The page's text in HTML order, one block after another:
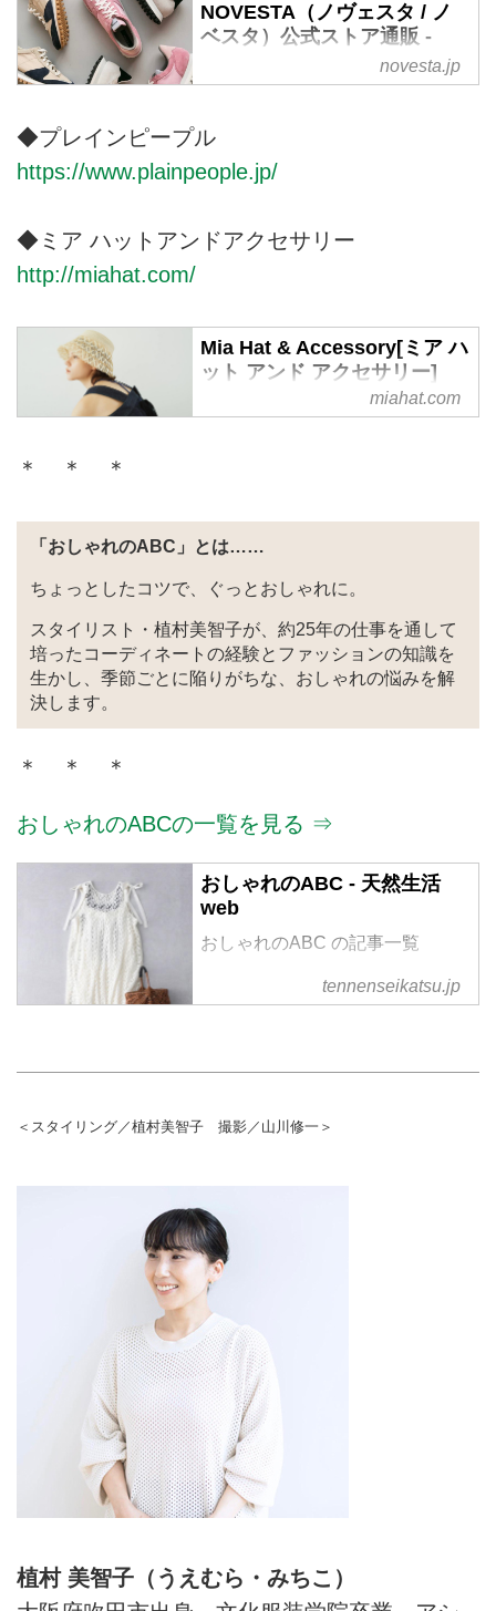
NOVESTA（ノヴェスタ / ノ
ベスタ）公式ストア通販 -
NOVESTA JAPAN OFFICIAL
STORE
クトリーから生まれたフットウェ
アブランド「NOVESTA（ノヴェ
バキアのスニーカー。
novesta.jp
◆プレインピープル
https://www.plainpeople.jp/
◆ミア ハットアンドアクセサリー
http://miahat.com/
Mia Hat & Accessory[ミア ハ
ット アンド アクセサリー]
miahat.com
＊ ＊ ＊
「おしゃれのABC」とは……
ちょっとしたコツで、ぐっとおしゃれに。
スタイリスト・植村美智子が、約25年の仕事を通して
培ったコーディネートの経験とファッションの知識を
生かし、季節ごとに陥りがちな、おしゃれの悩みを解
決します。
＊ ＊ ＊
おしゃれのABCの一覧を見る ⇒
おしゃれのABC - 天然生活
web
おしゃれのABC の記事一覧
tennenseikatsu.jp
＜スタイリング／植村美智子 撮影／山川修一＞
植村 美智子（うえむら・みちこ）